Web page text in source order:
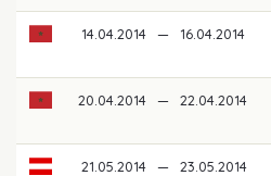
14.04.2014 — 16.04.2014
20.04.2014 — 22.04.2014
21.05.2014 — 23.05.2014